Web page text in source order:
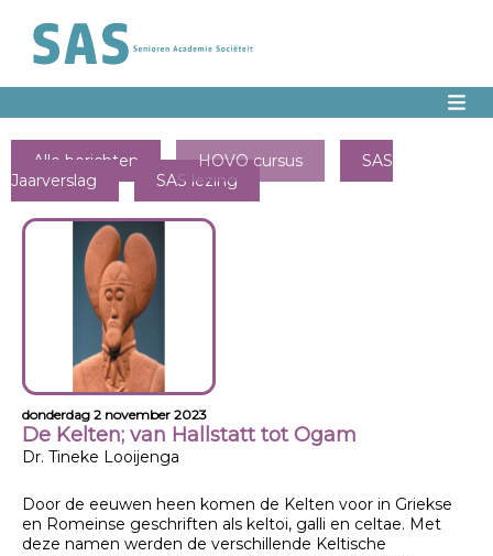
Alle berichten HOVO cursus
SAS
Jaarverslag
SAS lezing
donderdag 2 november 2023
De Kelten; van Hallstatt tot Ogam
Dr. Tineke Looijenga
Door de eeuwen heen komen de Kelten voor in Griekse
en Romeinse geschriften als keltoi, galli en celtae. Met
deze namen werden de verschillende Keltische